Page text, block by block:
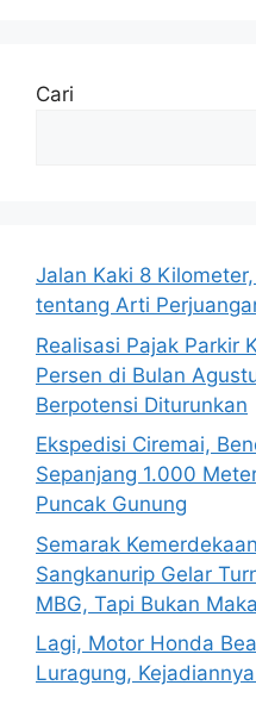
Cari
Jalan Kaki 8
tentang Arti
Realisasi Pajak Parkir
Persen di Bulan
Berpotensi Diturunkan
Ekspedisi Ciremai,
Sepanjang 1.000
Puncak Gunung
Semarak
Sangkanurip Gelar
MBG, Tapi Bukan
Lagi, Motor Honda
Luragung,